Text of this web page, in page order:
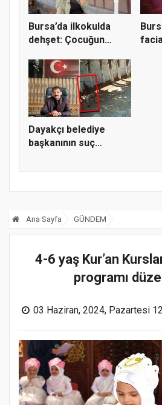
Bursa’da ilkokulda
dehşet: Çocuğun
Dayakçı belediye
başkanının suç
Ana Sayfa GÜNDEM
4-6 yaş Kur’an
programı
03 Haziran, 2024, Pazartesi